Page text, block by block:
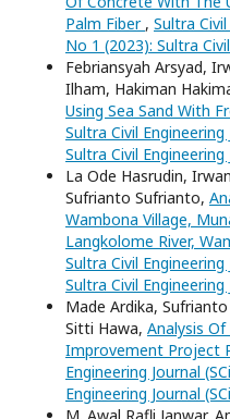
Palm Fiber , Sultra Civil
No 1 (2023): Sultra
Febriansyah Arsyad,
Ilham, Hakiman
Using Sea Sand With
Sultra Civil Engineering
Sultra Civil Engineering
La Ode Hasrudin,
Sufrianto Sufrianto,
Wambona Village,
Langkolome River,
Sultra Civil Engineering
Sultra Civil Engineering
Made Ardika,
Sitti Hawa, Analysis
Improvement Project
Engineering Journal
Engineering Journal